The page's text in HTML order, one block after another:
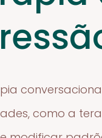
como a